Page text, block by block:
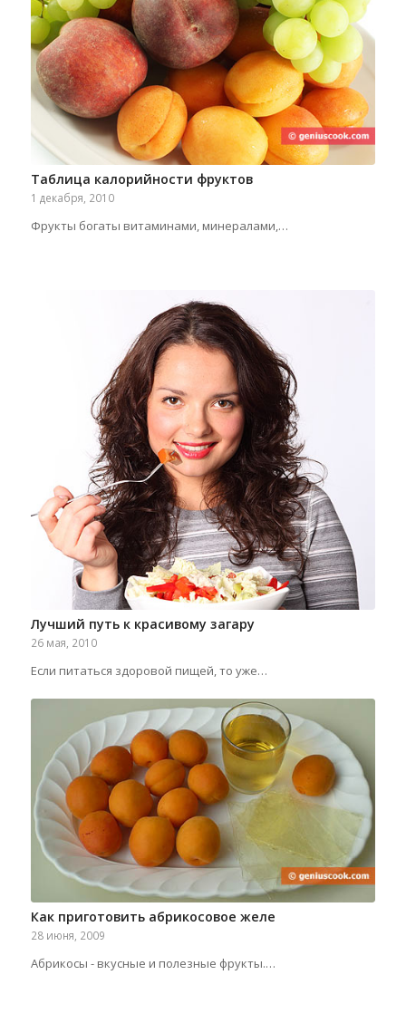
Таблица калорийности фруктов
1 декабря, 2010
Фрукты богаты витаминами, минералами,…
Лучший путь к красивому загару
26 мая, 2010
Если питаться здоровой пищей, то уже…
Как приготовить абрикосовое желе
28 июня, 2009
Абрикосы - вкусные и полезные фрукты.…